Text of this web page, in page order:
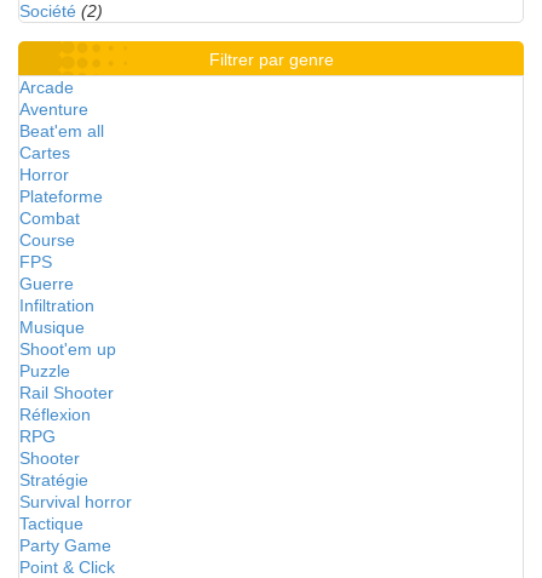
Société (2)
Filtrer par genre
Arcade
Aventure
Beat'em all
Cartes
Horror
Plateforme
Combat
Course
FPS
Guerre
Infiltration
Musique
Shoot'em up
Puzzle
Rail Shooter
Réflexion
RPG
Shooter
Stratégie
Survival horror
Tactique
Party Game
Point & Click